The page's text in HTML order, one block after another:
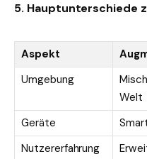
5. Hauptunterschiede
Aspekt
Umgebung
Welt
Geräte
Nutzererfahrung